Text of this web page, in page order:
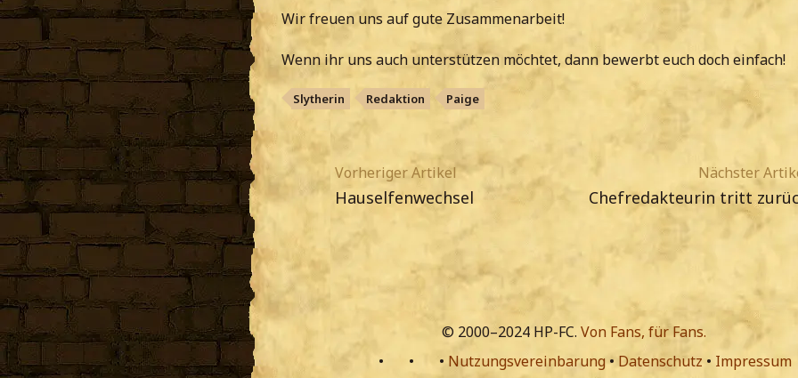
Wir freuen uns auf gute Zusammenarbeit!
Wenn ihr uns auch unterstützen möchtet, dann bewerbt euch doch einfach!
Slytherin Redaktion Paige
Vorheriger Artikel
Hauselfenwechsel
Nächster
Chefredakteurin tritt
© 2000–2024 HP-FC. Von Fans, für Fans.
•
• • Nutzungsvereinbarung• Datenschutz • Impressum